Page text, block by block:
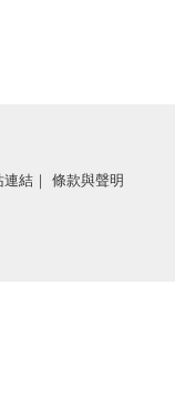
連結 ｜ 條款與聲明